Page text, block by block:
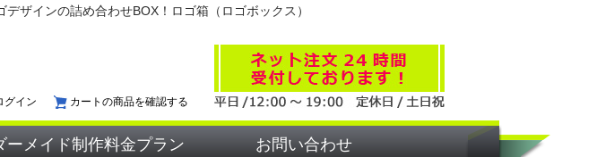
ザインの詰め合わせBOX！ロゴ箱（ロゴボックス）
グイン カートの商品を確認する
ーメイド制作料金プラン お問い合わせ